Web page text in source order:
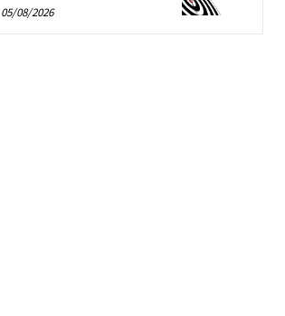
05/08/2026